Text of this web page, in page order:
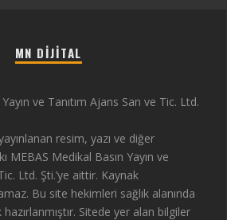
MN DIJITAL
ve Tanıtım Ajans San ve Tic. Ltd.
resim, yazı ve diğer
MEBAS Medikal Basın Yayın ve
Ltd. Şti.’ye aittir. Kaynak
Bu site hekimleri sağlık alanında
Sitede yer alan bilgiler